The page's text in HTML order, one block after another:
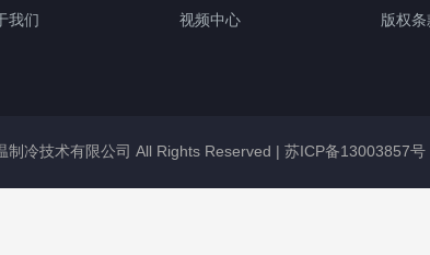
我们
视频中心
版权条
冷技术有限公司 All Rights Reserved | 苏ICP备13003857号